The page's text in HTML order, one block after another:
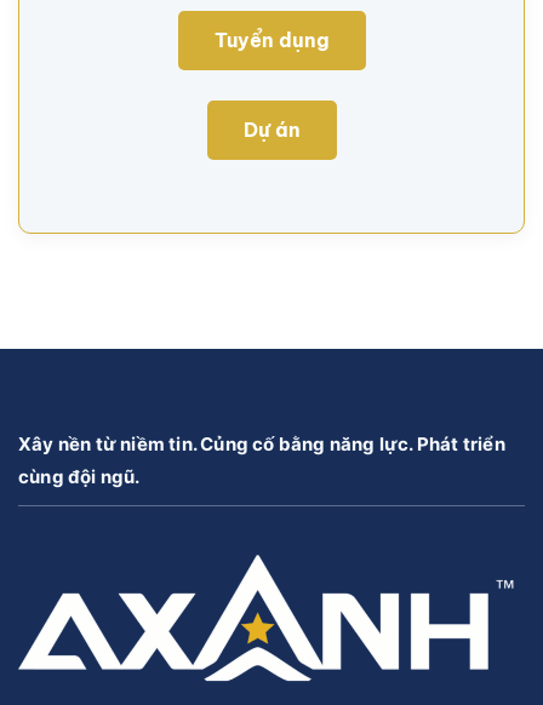
Tuyển dụng
Dự án
Xây nền từ niềm tin. Củng cố bằng năng lực. Phát triển
cùng đội ngũ.